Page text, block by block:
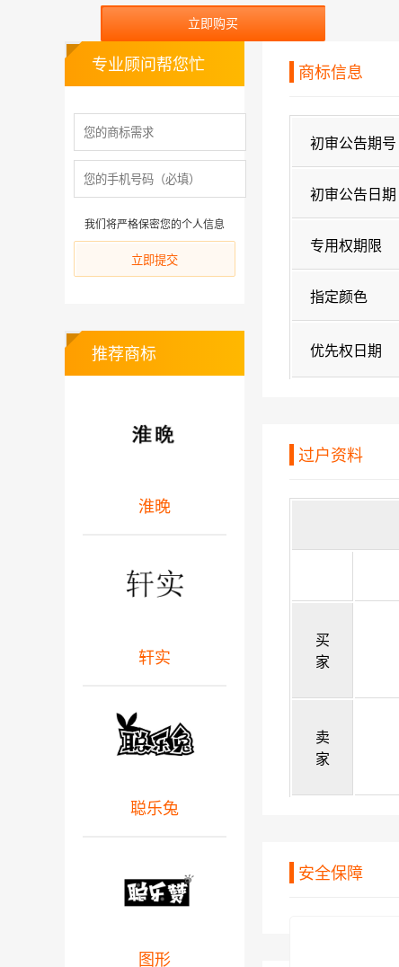
立即购买
商标信息
初审公告期号
初审公告日期
专用权期限
指定颜色
优先权日期
过户资料
买
家
卖
家
安全保障
专业顾问帮您忙
我们将严格保密您的个人信息
推荐商标
淮晚
轩实
聪乐兔
图形